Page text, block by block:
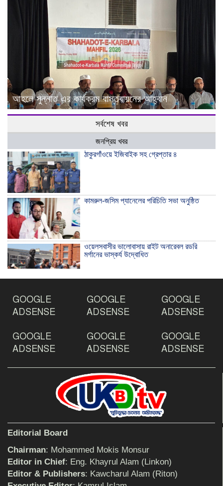
আহলে সুন্নাত এর কার্যক্রম বাস্তবায়নের আহ্বান
সর্বশেষ খবর
জনপ্রিয় খবর
ঠাকুরগাঁওয়ে ইজিবাইক সহ গ্রেপ্তার ৪
কামরুল-জসিম প্যানেলের পরিচিতি সভা অনুষ্ঠিত
ওয়েলসবাসীর ভালোবাসায় রাইট অনারেবল রডরি
মর্গানের ভাস্কর্য উদ্বোধিত
দেশ রক্ষায় প্রগতিশীল সাংবাদিকদের ভুমিকা গুরুত্বপূর্ণ
-মহিবুল হাসান চৌধুরী
আহলে সুন্নাত এর কার্যক্রম বাস্তবায়নের আহ্বান
বিমানের সিলেট-ম্যানচেস্টার সরাসরি ফ্লাইট চালু হচ্ছে
সোমবার
GOOGLE
ADSENSE
GOOGLE
ADSENSE
GOOGLE
ADSENSE
GOOGLE
ADSENSE
GOOGLE
ADSENSE
GOOGLE
ADSENSE
Editorial Board
Chairman: Mohammed Mokis Monsur
Editor in Chief: Eng. Khayrul Alam (Linkon)
Editor & Publishers: Kawcharul Alam (Riton)